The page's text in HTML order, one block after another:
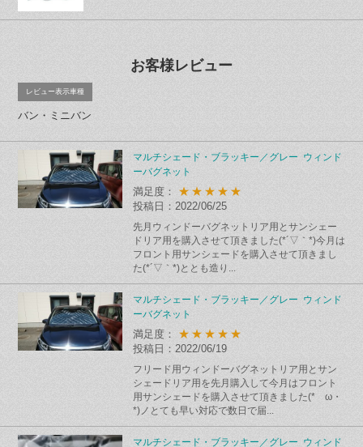
お客様レビュー
レビュー表示車種
バン・ミニバン
マルチシェード・ブラッキー／グレー ウィンド
ーバグネット
満足度： ★★★★★
投稿日：2022/06/25
先月ウィンドーバグネットリア用とサンシェー
ドリア用を購入させて頂きました(*´▽｀*)今月は
フロント用サンシェードを購入させて頂きまし
た(*´▽｀*)ととも造り...
マルチシェード・ブラッキー／グレー ウィンド
ーバグネット
満足度： ★★★★★
投稿日：2022/06/19
フリード用ウィンドーバグネットリア用とサン
シェードリア用を先月購入して今月はフロント
用サンシェードを購入させて頂きました(*ゝω・
*)ノとても早い対応で数日で届...
マルチシェード・ブラッキー／グレー ウィンド